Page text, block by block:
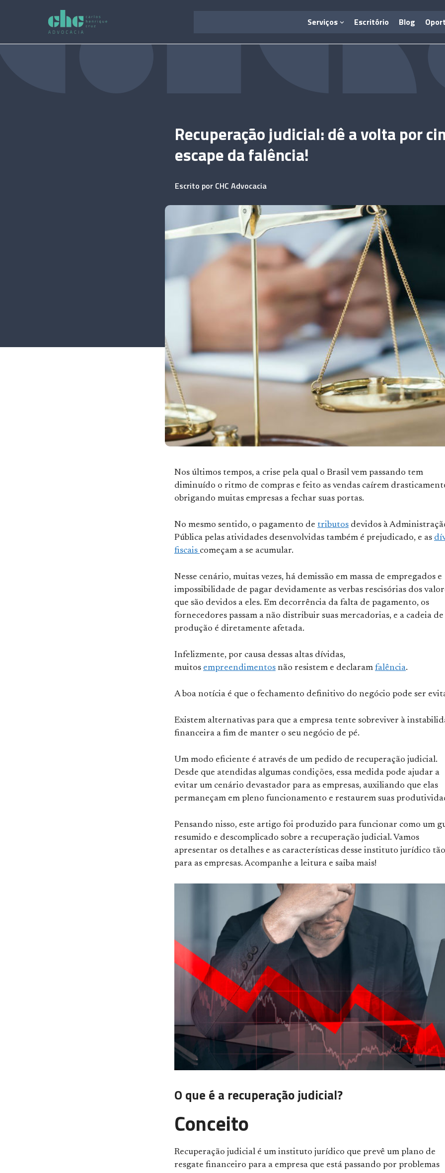
Serviços Escritório Blog
Recuperação judicial: dê a volta por
escape da falência!
Escrito por CHC Advocacia
Nos últimos tempos, a crise pela qual o Brasil vem passando tem
diminuído o ritmo de compras e feito as vendas caírem
obrigando muitas empresas a fechar suas portas.
No mesmo sentido, o pagamento de tributos devidos à
Pública pelas atividades desenvolvidas também é prejudicado, e as
fiscais começam a se acumular.
Nesse cenário, muitas vezes, há demissão em massa de empregados e
impossibilidade de pagar devidamente as verbas rescisórias dos
que são devidos a eles. Em decorrência da falta de pagamento, os
fornecedores passam a não distribuir suas mercadorias, e a cadeia de
produção é diretamente afetada.
Infelizmente, por causa dessas altas dívidas,
muitos empreendimentos não resistem e declaram falência.
A boa notícia é que o fechamento definitivo do negócio pode ser
Existem alternativas para que a empresa tente sobreviver à
financeira a fim de manter o seu negócio de pé.
Um modo eficiente é através de um pedido de recuperação judicial.
Desde que atendidas algumas condições, essa medida pode ajudar a
evitar um cenário devastador para as empresas, auxiliando que elas
permaneçam em pleno funcionamento e restaurem suas
Pensando nisso, este artigo foi produzido para funcionar como um
resumido e descomplicado sobre a recuperação judicial. Vamos
apresentar os detalhes e as características desse instituto jurídico
para as empresas. Acompanhe a leitura e saiba mais!
O que é a recuperação judicial?
Conceito
Recuperação judicial é um instituto jurídico que prevê um plano de
resgate financeiro para a empresa que está passando por problemas